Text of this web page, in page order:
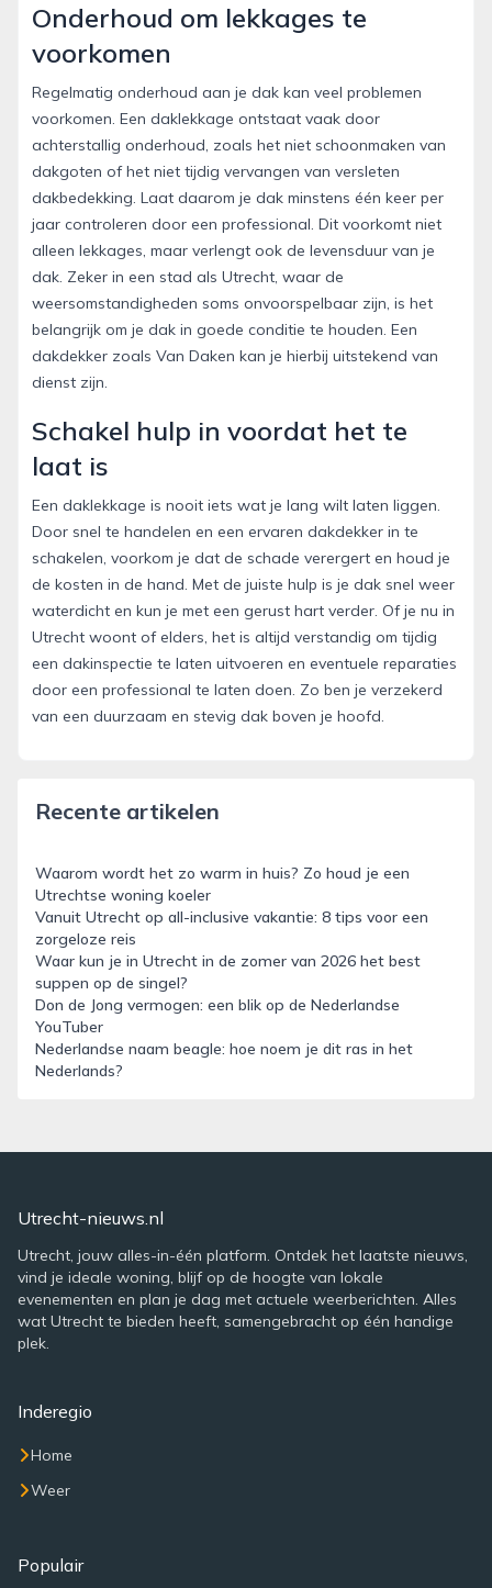
Onderhoud om lekkages te
voorkomen
Regelmatig onderhoud aan je dak kan veel problemen
voorkomen. Een daklekkage ontstaat vaak door
achterstallig onderhoud, zoals het niet schoonmaken van
dakgoten of het niet tijdig vervangen van versleten
dakbedekking. Laat daarom je dak minstens één keer per
jaar controleren door een professional. Dit voorkomt niet
alleen lekkages, maar verlengt ook de levensduur van je
dak. Zeker in een stad als Utrecht, waar de
weersomstandigheden soms onvoorspelbaar zijn, is het
belangrijk om je dak in goede conditie te houden. Een
dakdekker zoals Van Daken kan je hierbij uitstekend van
dienst zijn.
Schakel hulp in voordat het te
laat is
Een daklekkage is nooit iets wat je lang wilt laten liggen.
Door snel te handelen en een ervaren dakdekker in te
schakelen, voorkom je dat de schade verergert en houd je
de kosten in de hand. Met de juiste hulp is je dak snel weer
waterdicht en kun je met een gerust hart verder. Of je nu in
Utrecht woont of elders, het is altijd verstandig om tijdig
een dakinspectie te laten uitvoeren en eventuele reparaties
door een professional te laten doen. Zo ben je verzekerd
van een duurzaam en stevig dak boven je hoofd.
Recente artikelen
Waarom wordt het zo warm in huis? Zo houd je een
Utrechtse woning koeler
Vanuit Utrecht op all-inclusive vakantie: 8 tips voor een
zorgeloze reis
Waar kun je in Utrecht in de zomer van 2026 het best
suppen op de singel?
Don de Jong vermogen: een blik op de Nederlandse
YouTuber
Nederlandse naam beagle: hoe noem je dit ras in het
Nederlands?
Utrecht-nieuws.nl
Utrecht, jouw alles-in-één platform. Ontdek het laatste nieuws,
vind je ideale woning, blijf op de hoogte van lokale
evenementen en plan je dag met actuele weerberichten. Alles
wat Utrecht te bieden heeft, samengebracht op één handige
plek.
Inderegio
Home
Weer
Populair